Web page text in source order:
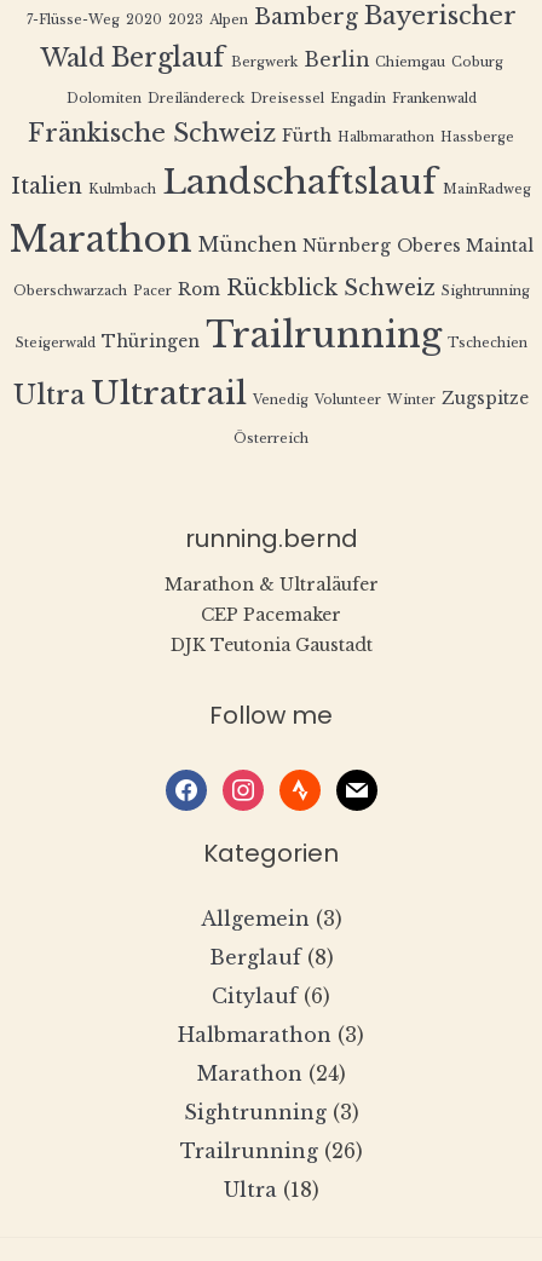
7-Flüsse-Weg 2020 2023 Alpen Bamberg Bayerischer
Wald Berglauf Bergwerk Berlin Chiemgau Coburg
Dolomiten Dreiländereck Dreisessel Engadin Frankenwald
Fränkische Schweiz Fürth Halbmarathon Hassberge
Italien Kulmbach Landschaftslauf MainRadweg
Marathon München Nürnberg Oberes Maintal
Oberschwarzach Pacer Rom Rückblick Schweiz Sightrunning
Steigerwald Thüringen Trailrunning Tschechien
Ultra Ultratrail Venedig Volunteer Winter Zugspitze
Österreich
running.bernd
Marathon & Ultraläufer
CEP Pacemaker
DJK Teutonia Gaustadt
Follow me
facebookinstagram
stravamail
Kategorien
Allgemein (3)
Berglauf(8)
Citylauf(6)
Halbmarathon (3)
Marathon (24)
Sightrunning(3)
Trailrunning(26)
Ultra(18)